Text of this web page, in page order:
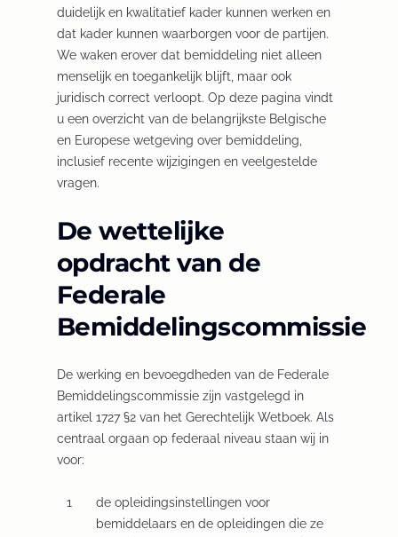
duidelijk en kwalitatief kader kunnen werken en
dat kader kunnen waarborgen voor de partijen.
We waken erover dat bemiddeling niet alleen
menselijk en toegankelijk blijft, maar ook
juridisch correct verloopt. Op deze pagina vindt
u een overzicht van de belangrijkste Belgische
en Europese wetgeving over bemiddeling,
inclusief recente wijzigingen en veelgestelde
vragen.
De wettelijke
opdracht van de
Federale
Bemiddelingscommissie
De werking en bevoegdheden van de Federale
Bemiddelingscommissie zijn vastgelegd in
artikel 1727 §2 van het Gerechtelijk Wetboek. Als
centraal orgaan op federaal niveau staan wij in
voor:
de opleidingsinstellingen voor
bemiddelaars en de opleidingen die ze